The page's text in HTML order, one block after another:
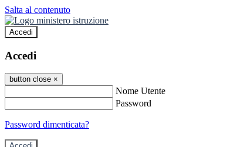
Salta al contenuto
Accedi
Accedi
button close ×
Nome Utente
Password
Password dimenticata?